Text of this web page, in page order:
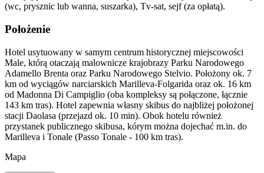
(wc, prysznic lub wanna, suszarka), Tv-sat, sejf (za opłatą).
Położenie
Hotel usytuowany w samym centrum historycznej miejscowości
Male, którą otaczają malownicze krajobrazy Parku Narodowego
Adamello Brenta oraz Parku Narodowego Stelvio. Położony ok. 7
km od wyciągów narciarskich Marilleva-Folgarida oraz ok. 16 km
od Madonna Di Campiglio (oba kompleksy są połączone, łącznie
143 km tras). Hotel zapewnia własny skibus do najbliżej położonej
stacji Daolasa (przejazd ok. 10 min). Obok hotelu również
przystanek publicznego skibusa, kórym można dojechać m.in. do
Marilleva i Tonale (Passo Tonale - 100 km tras).
Mapa